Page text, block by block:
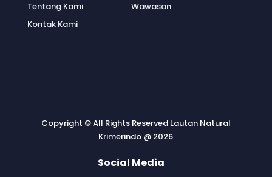
Tentang Kami
Kontak Kami
Wawasan
Copyright © All Rights Reserved Lautan Natural
Krimerindo @ 2026
Social Media